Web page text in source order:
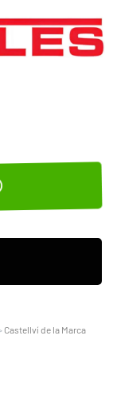
Castellví de la Marca